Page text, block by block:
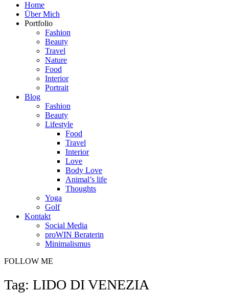
Home
Über Mich
Portfolio
Fashion
Beauty
Travel
Nature
Food
Interior
Portrait
Blog
Fashion
Beauty
Lifestyle
Food
Travel
Interior
Love
Body Love
Animal’s life
Thoughts
Yoga
Golf
Kontakt
Social Media
proWIN Beraterin
Minimalismus
FOLLOW ME
Tag: LIDO DI VENEZIA